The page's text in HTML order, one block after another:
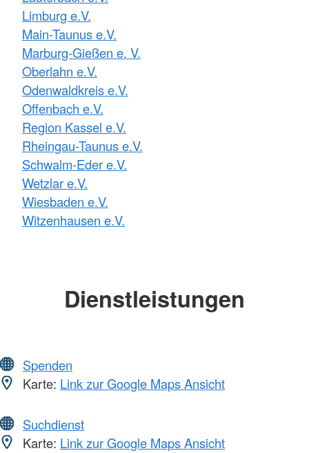
Limburg e.V.
Main-Taunus e.V.
Marburg-Gießen e. V.
Oberlahn e.V.
Odenwaldkreis e.V.
Offenbach e.V.
Region Kassel e.V.
Rheingau-Taunus e.V.
Schwalm-Eder e.V.
Wetzlar e.V.
Wiesbaden e.V.
Witzenhausen e.V.
Dienstleistungen
Spenden
Karte: Link zur Google Maps Ansicht
Suchdienst
Karte: Link zur Google Maps Ansicht